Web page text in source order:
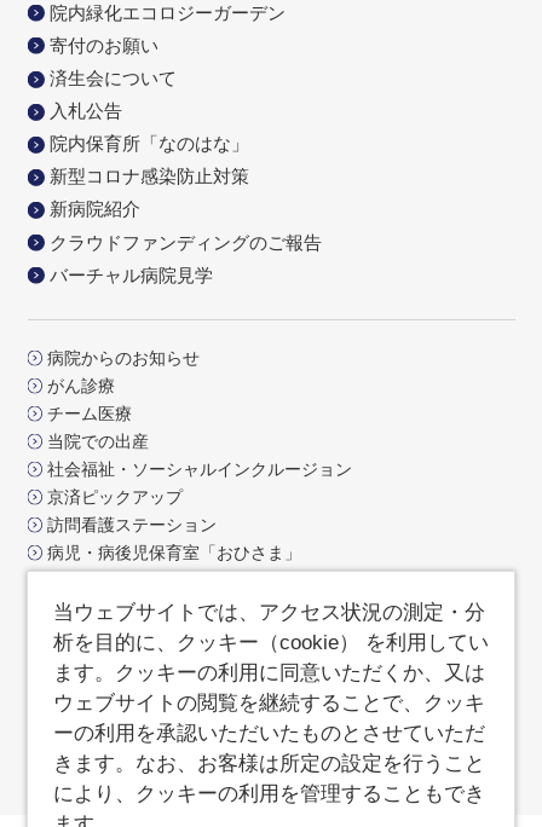
院内緑化エコロジーガーデン
寄付のお願い
済生会について
入札公告
院内保育所「なのはな」
新型コロナ感染防止対策
新病院紹介
クラウドファンディングのご報告
バーチャル病院見学
病院からのお知らせ
がん診療
チーム医療
当院での出産
社会福祉・ソーシャルインクルージョン
京済ピックアップ
訪問看護ステーション
病児・病後児保育室「おひさま」
お問合せ
よくあるご質問
サイトポリシー
サイトマップ
済生会支部京都府済生会
職員専用ページ
当ウェブサイトでは、アクセス状況の測定・分
析を目的に、クッキー（cookie） を利用してい
ます。クッキーの利用に同意いただくか、又は
ウェブサイトの閲覧を継続することで、クッキ
ーの利用を承認いただいたものとさせていただ
きます。なお、お客様は所定の設定を行うこと
により、クッキーの利用を管理することもでき